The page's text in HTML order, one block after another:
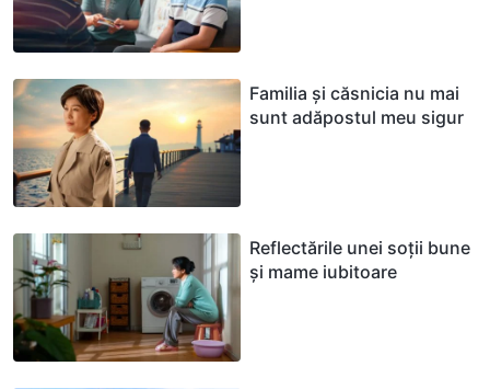
Familia și căsnicia nu mai
sunt adăpostul meu sigur
Reflectările unei soții bune
și mame iubitoare